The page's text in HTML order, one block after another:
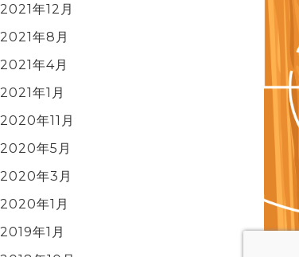
2021年12月
2021年8月
2021年4月
2021年1月
2020年11月
2020年5月
2020年3月
2020年1月
2019年1月